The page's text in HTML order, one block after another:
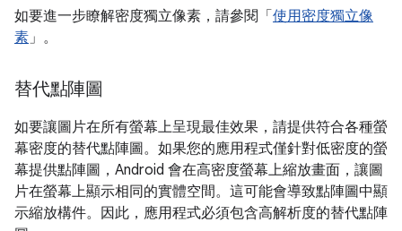
如要進一步瞭解密度獨立像素，請參閱「 使用密度獨立像
素」。
替代點陣圖
如要讓圖片在所有螢幕上呈現最佳效果，請提供符合各種螢
幕密度的替代點陣圖。如果您的應用程式僅針對低密度的螢
幕提供點陣圖，Android 會在高密度螢幕上縮放畫面，讓圖
片在螢幕上顯示相同的實體空間。這可能會導致點陣圖中顯
示縮放構件。因此，應用程式必須包含高解析度的替代點陣